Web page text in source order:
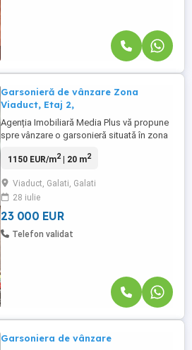
Garsonieră de vânzare Zona
Viaduct, Etaj 2,
Agenția Imobiliară Media Plus vă propune
spre vânzare o garsonieră situată în zona
de 20 mp. Garsoniera este liberă și
imediată. Beneficiază de finisaje moderne,
precum parchet laminat, gresie, faianță,
tâmplărie PVC ...
1150 EUR/m2| 20 m2
Viaduct, Galati, Galati
28 iulie
23 000 EUR
Telefon validat
Garsoniera de vânzare